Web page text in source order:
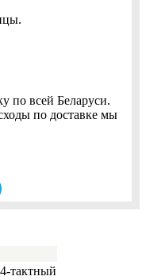
по всей Беларуси.
по доставке мы
тактный